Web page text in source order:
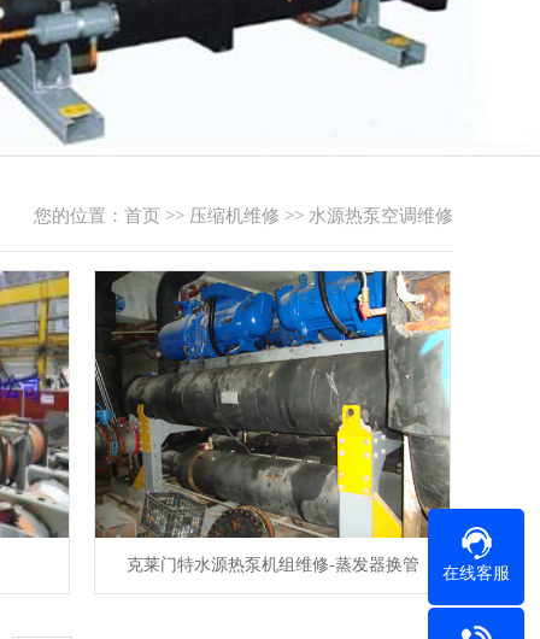
您的位置： 首页 >> 压缩机维修 >> 水源热泵空调维修
克莱门特水源热泵机组维修-蒸发器换管 在线客服